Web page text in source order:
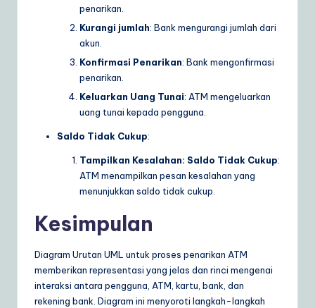
penarikan.
Kurangi jumlah: Bank mengurangi jumlah dari
akun.
Konfirmasi Penarikan: Bank mengonfirmasi
penarikan.
Keluarkan Uang Tunai: ATM mengeluarkan
uang tunai kepada pengguna.
Saldo Tidak Cukup:
Tampilkan Kesalahan: Saldo Tidak Cukup:
ATM menampilkan pesan kesalahan yang
menunjukkan saldo tidak cukup.
Kesimpulan
Diagram Urutan UML untuk proses penarikan ATM
memberikan representasi yang jelas dan rinci mengenai
interaksi antara pengguna, ATM, kartu, bank, dan
rekening bank. Diagram ini menyoroti langkah-langkah